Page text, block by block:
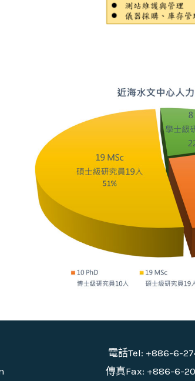
電話Tel: +886-6-
傳真Fax: +886-6-